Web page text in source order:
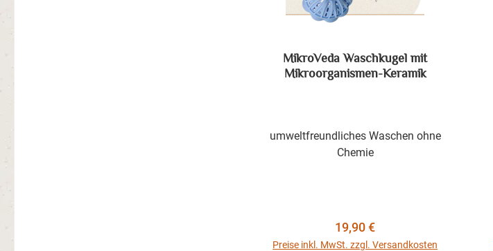
MikroVeda Waschkugel mit
Mikroorganismen-Keramik
umweltfreundliches Waschen ohne
Chemie
Regulärer Preis:
19,90 €
Preise inkl. MwSt. zzgl. Versandkosten